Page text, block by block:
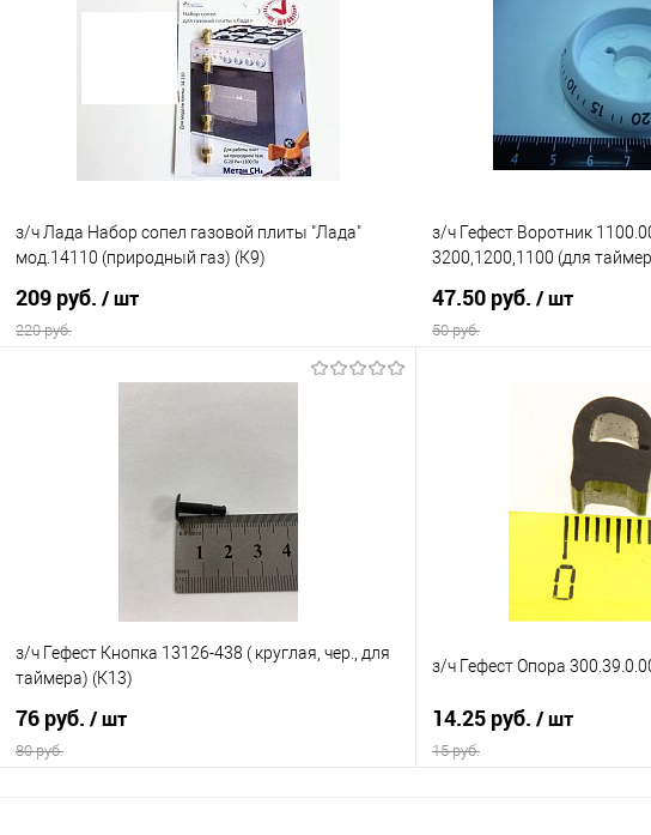
Сравнение
В наличии
Купить в 1 клик
з/ч Лада Набор сопел газовой плиты "Лада"
мод.14110 (природный газ) (К9)
209 руб. / шт
220 руб.
з/ч Гефест Воротник
3200,1200,1100 (для
47.50 руб. / шт
50 руб.
В
з/ч Гефест Кнопка 13126-438 ( круглая, чер., для
таймера) (К13)
76 руб. / шт
80 руб.
з/ч Гефест Опора
14.25 руб. / шт
15 руб.